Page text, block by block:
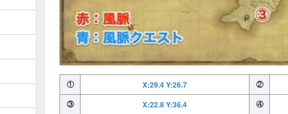
① X:29.4 Y:26.7 ②
③ X:22.8 Y:36.4 ④